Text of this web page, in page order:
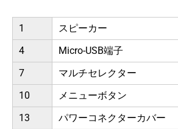
1 スピーカー
4
Micro-USB端子
7
マルチセレクター
10
メニューボタン
13
パワーコネクターカバー